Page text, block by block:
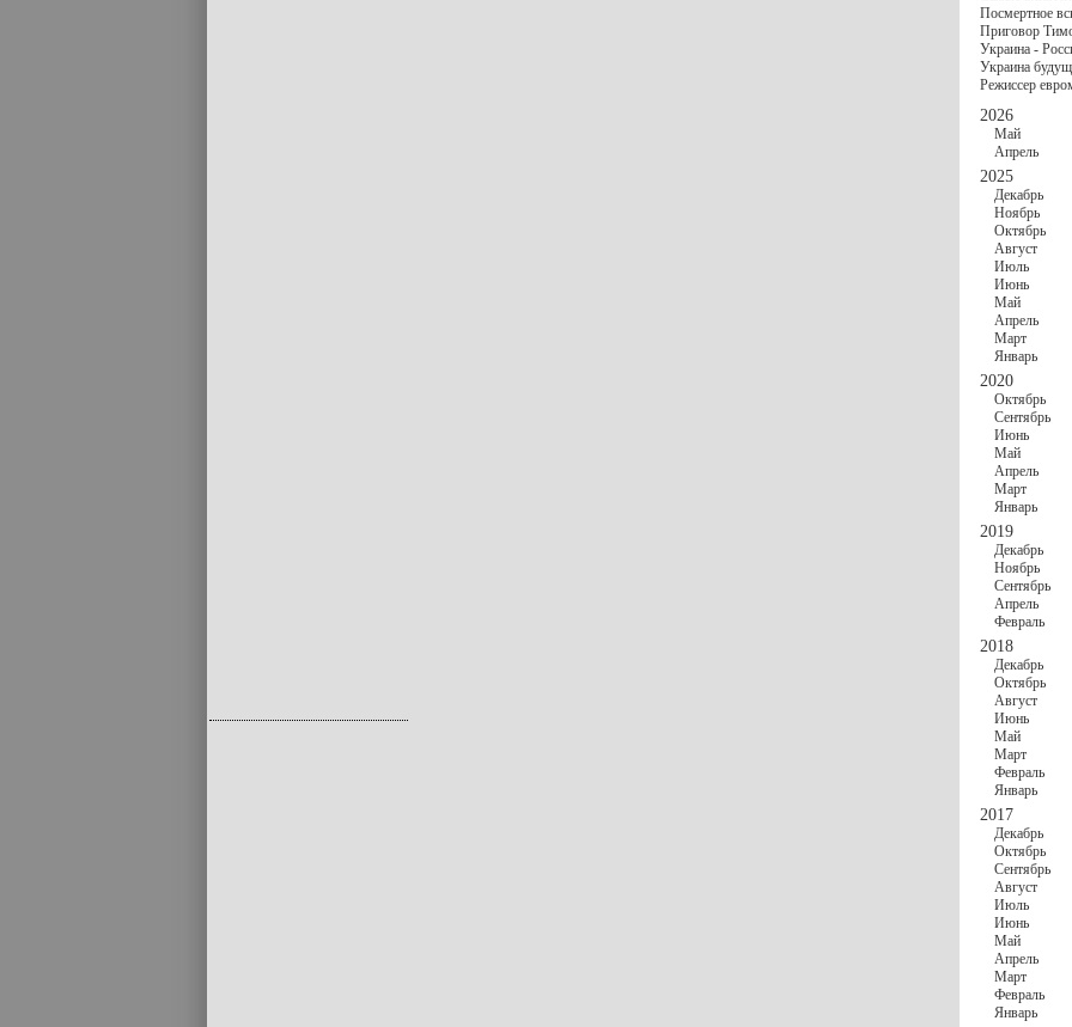
16 Ноября
13 Ноября
10 Ноября
10 Ноября
особом статусе
03 Ноября
Посмертное
Приговор
Украина -
Украина
Режиссер
2026
Май
Апрель
2025
Декабрь
Ноябрь
Октябрь
Август
Июль
Июнь
Май
Апрель
Март
Январь
2020
Октябрь
Сентябрь
Июнь
Май
Апрель
Март
Январь
2019
Декабрь
Ноябрь
Сентябрь
Апрель
Февраль
2018
Декабрь
Октябрь
Август
Июнь
Май
Март
Февраль
Январь
2017
Декабрь
Октябрь
Сентябрь
Август
Июль
Июнь
Май
Апрель
Март
Февраль
Январь